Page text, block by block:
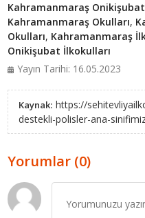
Kahramanmaraş
Kahramanmaraş Okulları,
Okulları, Kahramanmaraş
Onikişubat İlkokulları
Yayın Tarihi: 16.05.2023
Kaynak: https://
destekli-polisler-ana-
Yorumlar (0)